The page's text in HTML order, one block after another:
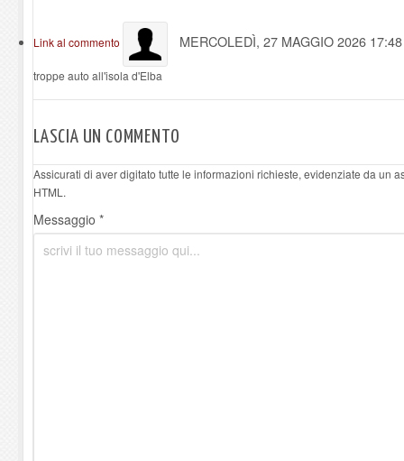
Link al commento MERCOLEDÌ, 27 MAGGIO 2026
troppe auto all'isola d'Elba
LASCIA UN COMMENTO
Assicurati di aver digitato tutte le informazioni richieste, evidenziate da un
HTML.
Messaggio *